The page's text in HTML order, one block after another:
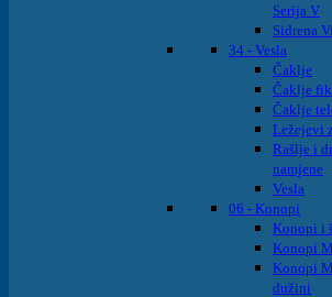
Serija V
Sidrena
34 - Vesla
Čaklje
Čaklje
Čaklje
Ležejevi
Rašlje i
namjene
Vesla
06 - Konopi
Konopi i
Konopi
Konopi
dužini